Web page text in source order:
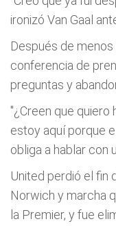
ironizó Van Gaal
Después de
conferencia de
preguntas y
"¿Creen que quiero
estoy aquí porque
obliga a hablar con
United perdió el fin
Norwich y marcha
la Premier, y fue